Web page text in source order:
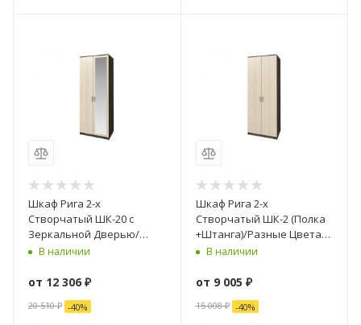
Шкаф Рига 2-х
Створчатый ШК-20 с
Зеркальной Дверью/
Разные Цвета (Ш-800 х
В наличии
от 12 306 ₽
20 510 ₽ -40%
Шкаф Рига 2-х
Створчатый ШК-2 (Полка
+Штанга)/Разные Цвета
(Ш-800 х В-2120 х Г-520 мм)
В наличии
от 9 005 ₽
15 008 ₽ -40%